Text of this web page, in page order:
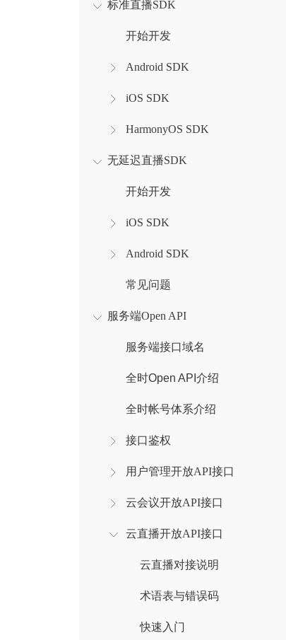
标准直播SDK
开始开发
Android SDK
iOS SDK
HarmonyOS SDK
无延迟直播SDK
开始开发
iOS SDK
Android SDK
常见问题
服务端Open API
服务端接口域名
全时Open API介绍
全时帐号体系介绍
接口鉴权
用户管理开放API接口
云会议开放API接口
云直播开放API接口
云直播对接说明
术语表与错误码
快速入门